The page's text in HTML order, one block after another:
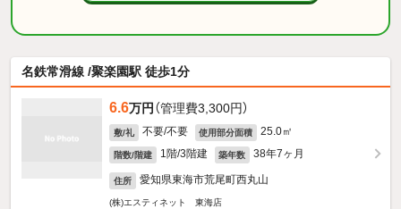
名鉄常滑線 /聚楽園駅 徒歩1分
6.6万円 （管理費3,300円）
敷/礼 不要/不要 使用部分面積 25.0㎡
階数/階建 1階/3階建 築年数 38年7ヶ月
住所 愛知県東海市荒尾町西丸山
(株)エスティネット 東海店